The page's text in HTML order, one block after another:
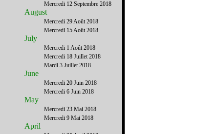
Mercredi 12 Septembre 2018
August
Mercredi 29 Août 2018
Mercredi 15 Août 2018
July
Mercredi 1 Août 2018
Mercredi 18 Juillet 2018
Mardi 3 Juillet 2018
June
Mercredi 20 Juin 2018
Mercredi 6 Juin 2018
May
Mercredi 23 Mai 2018
Mercredi 9 Mai 2018
April